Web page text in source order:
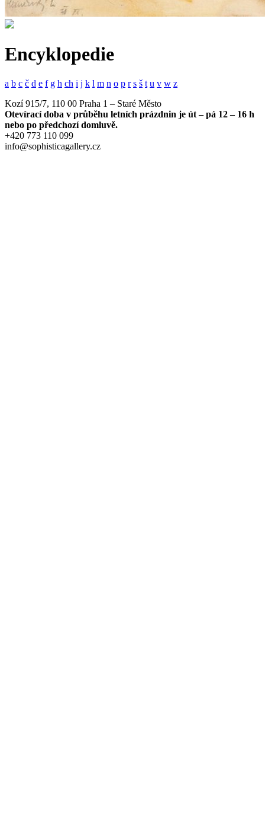
Encyklopedie
a b c č d e f g h ch i j k l m n o p r s š t u v w z
Kozí 915/7, 110 00 Praha 1 – Staré Město
Otevírací doba v průběhu letních prázdnin je út – pá 12 – 16 h
nebo po předchozí domluvě.
+420 773 110 099
info@sophisticagallery.cz